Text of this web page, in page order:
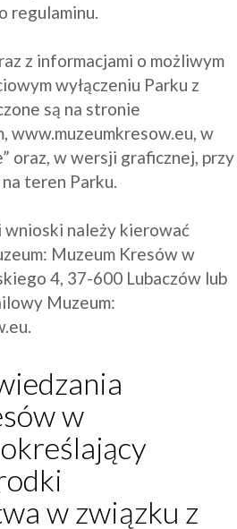
regulaminu.
z informacjami o możliwym
wyłączeniu Parku z
są na stronie
www.muzeumkresow.eu, w
oraz, w wersji graficznej, przy
teren Parku.
wnioski należy kierować
Muzeum Kresów w
4, 37-600 Lubaczów lub
.
w
w związku z